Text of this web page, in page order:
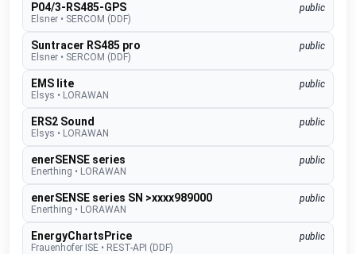
P04/3-RS485-GPS
public
Elsner • SERCOM (DDF)
Suntracer RS485 pro
public
Elsner • SERCOM (DDF)
EMS lite
public
Elsys • LORAWAN
ERS2 Sound
public
Elsys • LORAWAN
enerSENSE series
public
Enerthing • LORAWAN
enerSENSE series SN >xxxx989000
public
Enerthing • LORAWAN
EnergyChartsPrice
public
Frauenhofer ISE • REST-API (DDF)